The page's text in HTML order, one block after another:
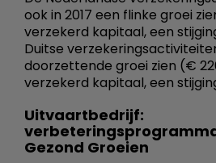
ook in 2017 een flinke groei
verzekerd kapitaal, een
Duitse
doorzettende groei zien (€
verzekerd kapitaal, een
Uitvaartbedrijf:
Gezond Groeien